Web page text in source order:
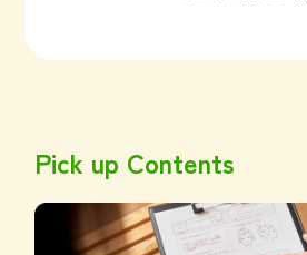
Pick up Contents